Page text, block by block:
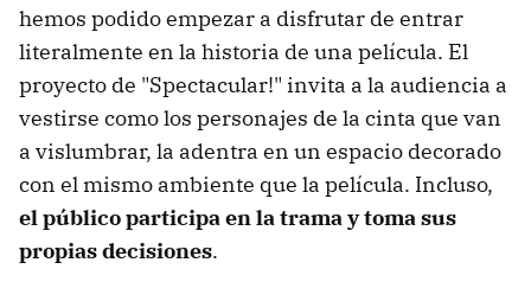
hemos podido empezar a disfrutar de entrar
literalmente en la historia de una película. El
proyecto de "Spectacular!" invita a la audiencia a
vestirse como los personajes de la cinta que van
a vislumbrar, la adentra en un espacio decorado
con el mismo ambiente que la película. Incluso,
el público participa en la trama y toma sus
propias decisiones.